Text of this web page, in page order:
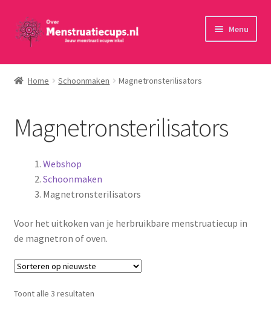
Ga
door
navigatie
Ga
naar
inhoud
Menu
Home
Menstruatiecups
Menstruatiedisks
Menstruatiesponsjes
Wasbaar maandverband
Schoonmaken
Home Schoonmaken Magnetronsterilisators
Magnetronsterilisators
Webshop
Schoonmaken
Magnetronsterilisators
Voor het uitkoken van je herbruikbare menstruatiecup in
de magnetron of oven.
Toont alle 3 resultatenGesorteerd